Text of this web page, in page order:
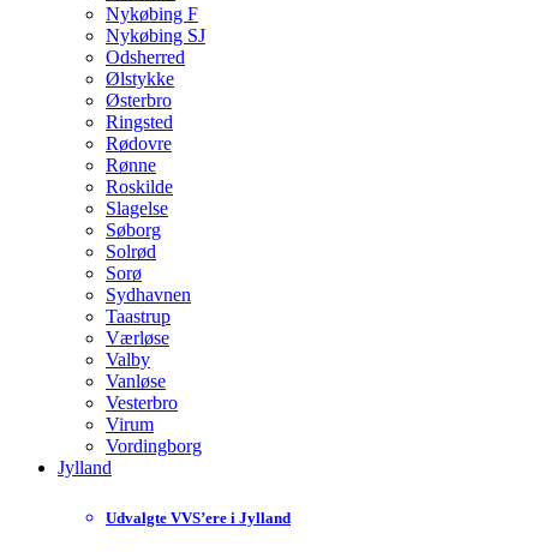
Nykøbing F
Nykøbing SJ
Odsherred
Ølstykke
Østerbro
Ringsted
Rødovre
Rønne
Roskilde
Slagelse
Søborg
Solrød
Sorø
Sydhavnen
Taastrup
Værløse
Valby
Vanløse
Vesterbro
Virum
Vordingborg
Jylland
Udvalgte VVS’ere i Jylland